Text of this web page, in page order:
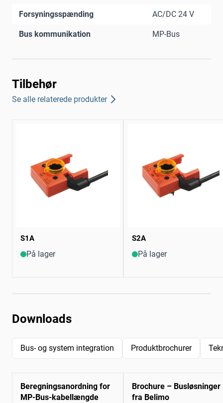
Forsyningsspænding AC/DC 24 V
Bus kommunikation MP-Bus
Tilbehør
Se alle relaterede produkter
S1A
På lager
S2A
På lager
Downloads
Bus- og system integration Produktbrochurer
Beregningsanordning for
MP-Bus-kabellængde
Brochure – Busløsninger
fra Belimo